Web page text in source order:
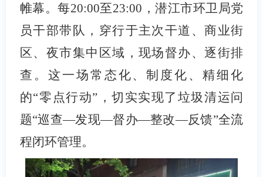
帷幕。每20:00至23:00 ，潜江市环卫局党
员干部带队，穿行于主次干道、商业街
区、夜市集中区域，现场督办、逐街排
查。这一场常态化、制度化、精细化
的“零点行动”，切实实现了垃圾清运问
题“巡查—发现—督办—整改—反馈”全流
程闭环管理。